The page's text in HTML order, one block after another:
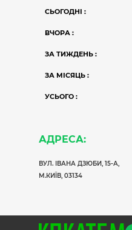
СЬОГОДНІ :
ВЧОРА :
ЗА ТИЖДЕНЬ :
ЗА МІСЯЦЬ :
УСЬОГО :
АДРЕСА:
ВУЛ. ІВАНА ДЗЮБИ, 15-А,
М.КИЇВ, 03134